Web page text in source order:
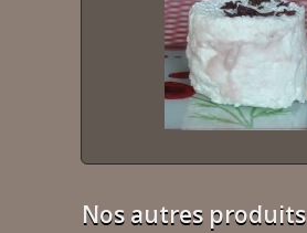
Nos autres produits